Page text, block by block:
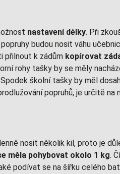
nastavení délky. Při
budou nosit váhu
přilnout k zádům kopírovat
rohy tašky by se měly
školní tašky by měl
popruhů, je určitě na
nosit několik kil, proto je
měla pohybovat okolo 1 kg.
podívat se na šířku celého